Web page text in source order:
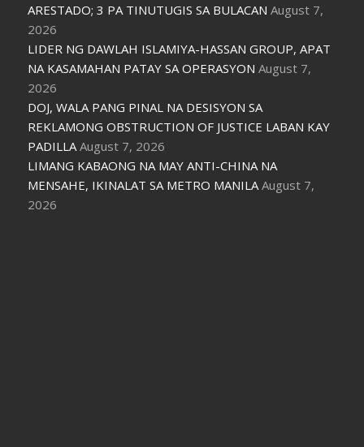
ARESTADO; 3 PA TINUTUGIS SA BULACAN August 7,
2026
LIDER NG DAWLAH ISLAMIYA-HASSAN GROUP, APAT
NA KASAMAHAN PATAY SA OPERASYON August 7,
2026
DOJ, WALA PANG PINAL NA DESISYON SA
REKLAMONG OBSTRUCTION OF JUSTICE LABAN KAY
PADILLA August 7, 2026
LIMANG KABAONG NA MAY ANTI-CHINA NA
MENSAHE, IKINALAT SA METRO MANILA August 7,
2026